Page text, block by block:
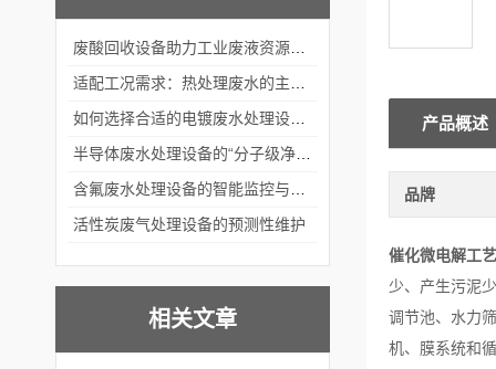
活性炭废气处理设备的预测性维护
相关文章
产品概述
品牌
催化微电解工艺
少、产生污泥
调节池、水力
机、膜系统和